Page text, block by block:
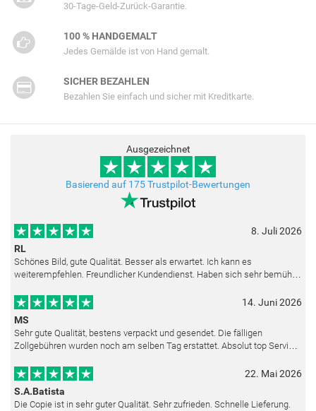
30-Tage-Geld-Zurück-Garantie.
100 % HANDGEMALT
Jedes Gemälde ist von Hand gemalt.
SICHER BEZAHLEN
Bezahlen Sie einfach und sicher mit Kreditkarte.
Ausgezeichnet
Basierend auf 175 Trustpilot-Bewertungen
8. Juli 2026
RL
Schönes Bild, gute Qualität. Besser als erwartet. Ich kann es
weiterempfehlen. Freundlicher Kundendienst. Haben sich sehr bemüht
14. Juni 2026
MS
Sehr gute Qualität, bestens verpackt und gesendet. Die fälligen
Zollgebühren wurden noch am selben Tag erstattet. Absolut top Service
22. Mai 2026
S.A.Batista
Die Copie ist in sehr guter Qualität. Sehr zufrieden. Schnelle Lieferung.